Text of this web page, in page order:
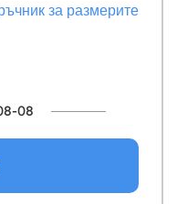
за размерите
08